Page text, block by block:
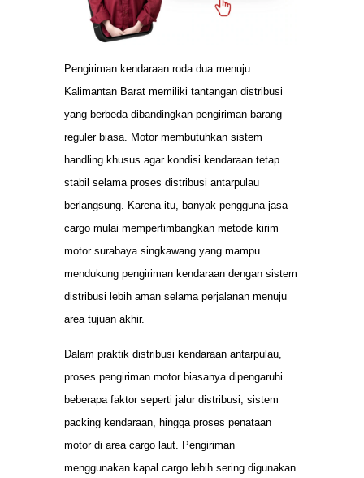
Pengiriman kendaraan roda dua menuju
Kalimantan Barat memiliki tantangan distribusi
yang berbeda dibandingkan pengiriman barang
reguler biasa. Motor membutuhkan sistem
handling khusus agar kondisi kendaraan tetap
stabil selama proses distribusi antarpulau
berlangsung. Karena itu, banyak pengguna jasa
cargo mulai mempertimbangkan metode kirim
motor surabaya singkawang yang mampu
mendukung pengiriman kendaraan dengan sistem
distribusi lebih aman selama perjalanan menuju
area tujuan akhir.
Dalam praktik distribusi kendaraan antarpulau,
proses pengiriman motor biasanya dipengaruhi
beberapa faktor seperti jalur distribusi, sistem
packing kendaraan, hingga proses penataan
motor di area cargo laut. Pengiriman
menggunakan kapal cargo lebih sering digunakan